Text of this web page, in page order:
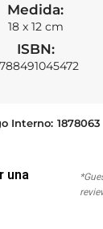
Medida:
18 x 12 cm
ISBN:
Interno: 1878063
una